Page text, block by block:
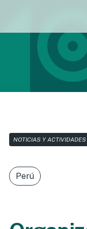
NOTICIAS Y ACTIVIDADES
Perú